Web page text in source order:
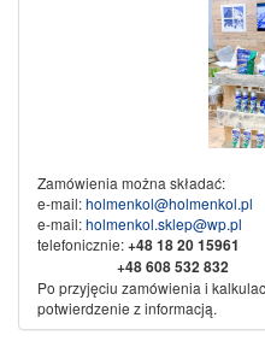
Zamówienia można składać:
e-mail:holmenkol@holmenkol.pl
e-mail:holmenkol.sklep@wp.pl
telefonicznie:+4818 20 15961
+48 608 532 832
Po przyjęciu zamówienia i
potwierdzenie z informacją.